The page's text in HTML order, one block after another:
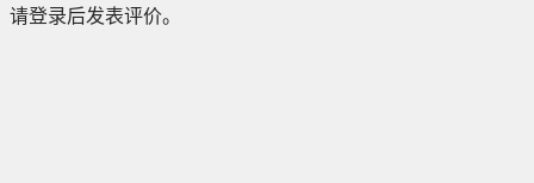
请登录后发表评价。